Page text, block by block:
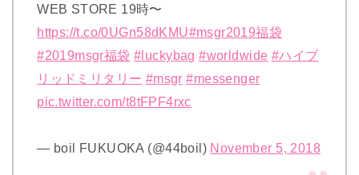
WEB STORE 19時〜
https://t.co/0UGn58dKMU#msgr2019福袋
#2019msgr福袋 #luckybag #worldwide #ハイブ
リッドミリタリー #msgr #messenger
pic.twitter.com/t8tFPF4rxc
— boil FUKUOKA (@44boil) November 5, 2018